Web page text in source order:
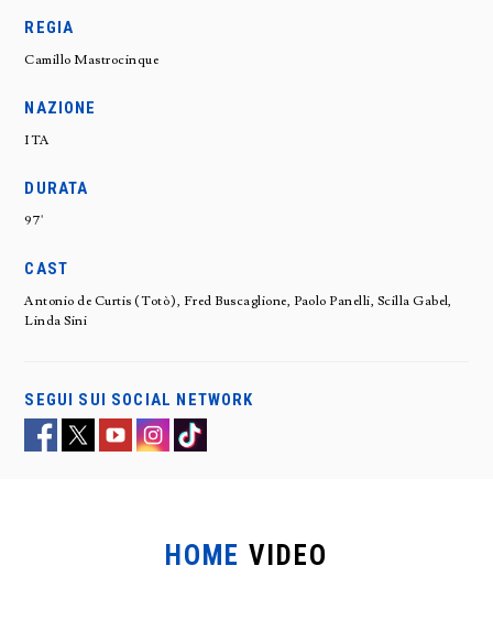
REGIA
Camillo Mastrocinque
NAZIONE
ITA
DURATA
97'
CAST
Antonio de Curtis (Totò), Fred Buscaglione, Paolo Panelli, Scilla Gabel,
Linda Sini
SEGUI SUI SOCIAL NETWORK
HOME VIDEO